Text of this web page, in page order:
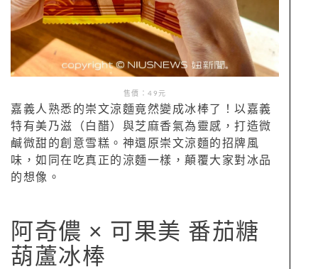
售價：49元
嘉義人熟悉的崇文涼麵竟然變成冰棒了！以嘉義
特有美乃滋（白醋）與芝麻香氣為靈感，打造微
鹹微甜的創意雪糕。神還原崇文涼麵的招牌風
味，如同在吃真正的涼麵一樣，顛覆大家對冰品
的想像。
阿奇儂 × 可果美 番茄糖
葫蘆冰棒